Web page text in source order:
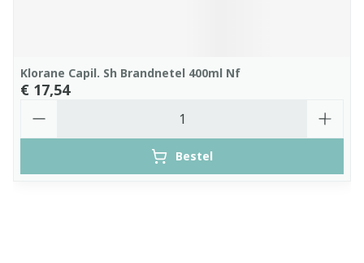
Klorane Capil. Sh Brandnetel 400ml Nf
€ 17,54
Bestel